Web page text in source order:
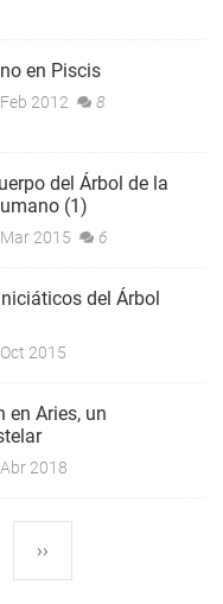
en Piscis
2012 8
del Árbol de la
(1)
2015 6
del Árbol
2015
en Aries, un
2018
Siguiente
››